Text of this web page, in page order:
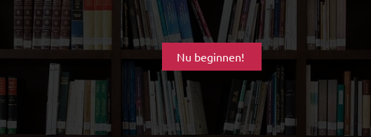
Nu beginnen!